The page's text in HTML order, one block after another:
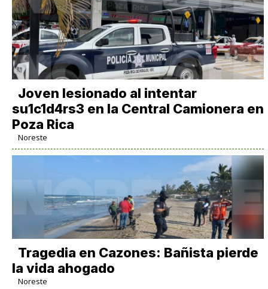
Joven lesionado al intentar
su1c1d4rs3 en la Central Camionera en
Poza Rica
Noreste
Tragedia en Cazones: Bañista pierde
la vida ahogado
Noreste